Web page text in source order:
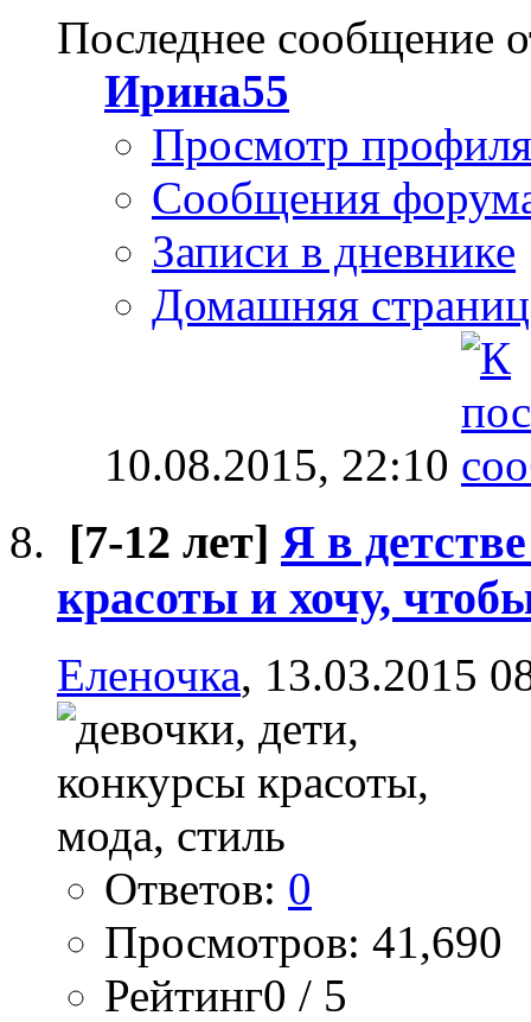
Последнее сообщение
Ирина55
Просмотр профиля
Сообщения
Записи в дневнике
Домашняя
10.08.2015, 22:10
[7-12 лет] Я в
красоты и хочу,
Еленочка, 13.03.2015
Ответов: 0
Просмотров: 41,690
Рейтинг0 / 5